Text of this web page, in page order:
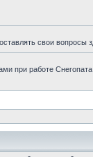
свои вопросы
при работе